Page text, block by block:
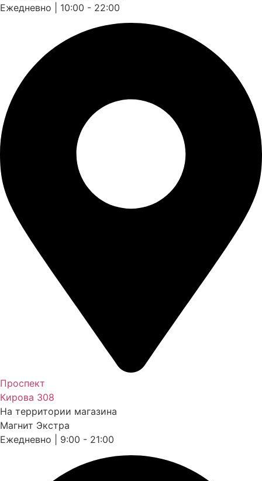
Ежедневно | 10:00 - 22:00
Проспект
Кирова 308
На территории магазина
Магнит Экстра
Ежедневно | 9:00 - 21:00